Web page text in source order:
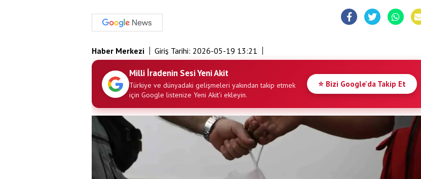
Haber Merkezi Giriş Tarihi: 2026-05-19 13:21
Milli İradenin Sesi Yeni Akit
Türkiye ve dünyadaki gelişmeleri yakından takip etmek
için Google listenize Yeni Akit'i ekleyin.
⭐ Bizi Google'da Takip Et